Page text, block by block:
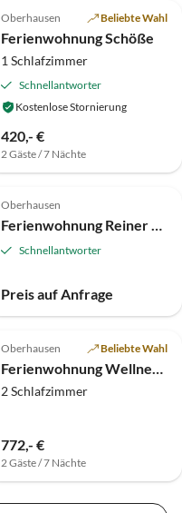
Oberhausen Beliebte Wahl
Ferienwohnung Schöße
1 Schlafzimmer
Schnellantworter
Kostenlose Stornierung
420,- €
2 Gäste / 7 Nächte
4.9 (2)
Oberhausen
Ferienwohnung Reiner und Regina Focke
Schnellantworter
Preis auf Anfrage
Oberhausen Beliebte Wahl
Ferienwohnung Wellnessapartment Oberhausen 2
2 Schlafzimmer
772,- €
2 Gäste / 7 Nächte